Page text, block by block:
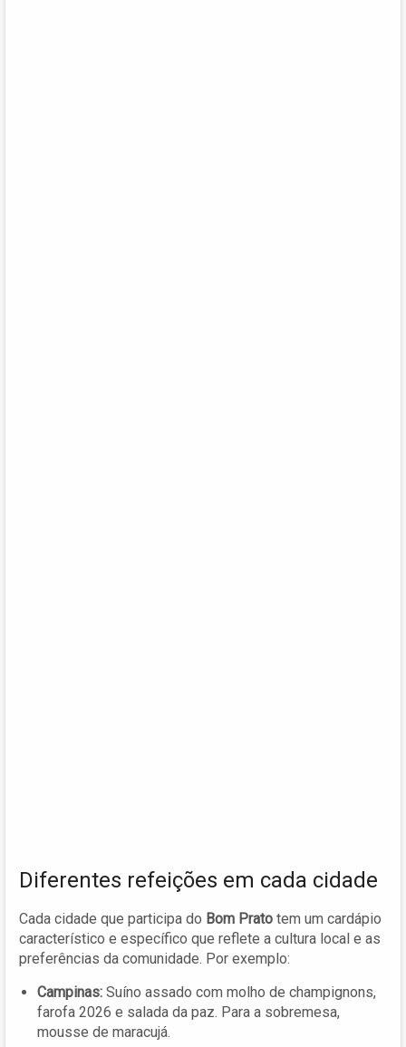
Diferentes refeições em cada cidade
Cada cidade que participa do Bom Prato tem um cardápio
característico e específico que reflete a cultura local e as
preferências da comunidade. Por exemplo:
Campinas: Suíno assado com molho de champignons,
farofa 2026 e salada da paz. Para a sobremesa,
mousse de maracujá.